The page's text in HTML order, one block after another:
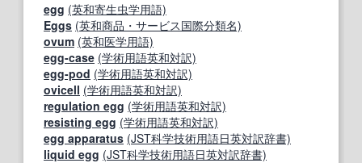
egg (英和寄生虫学用語)
Eggs (英和商品・サービス国際分類名)
ovum (英和医学用語)
egg-case (学術用語英和対訳)
egg-pod (学術用語英和対訳)
ovicell (学術用語英和対訳)
regulation egg (学術用語英和対訳)
resisting egg (学術用語英和対訳)
egg apparatus (JST科学技術用語日英対訳辞書)
liquid egg (JST科学技術用語日英対訳辞書)